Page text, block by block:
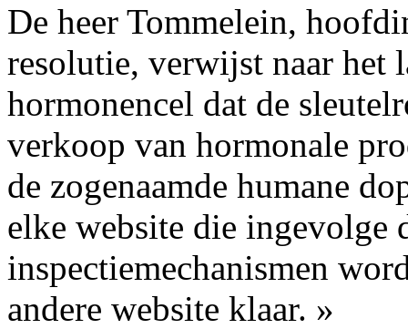
De heer Tommelein,
resolutie, verwijst naar het
hormonencel dat de
verkoop van hormonale
de zogenaamde humane
elke website die ingevolge
inspectiemechanismen
andere website klaar. »